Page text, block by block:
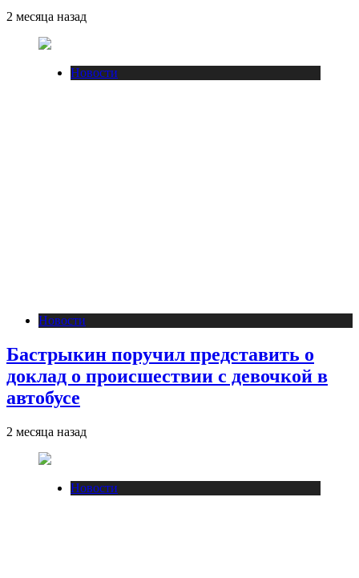
2 месяца назад
Новости
Новости
Бастрыкин поручил представить о
доклад о происшествии с девочкой в
автобусе
2 месяца назад
Новости